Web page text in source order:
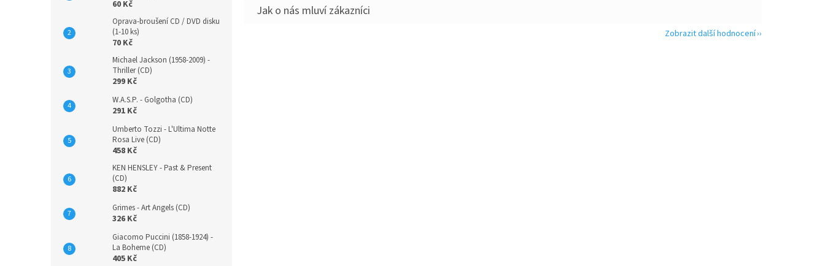
60 Kč
Oprava-broušení CD / DVD disku
(1-10 ks)
70 Kč
Michael Jackson (1958-2009) -
Thriller (CD)
299 Kč
W.A.S.P. - Golgotha (CD)
291 Kč
Umberto Tozzi - L'Ultima Notte
Rosa Live (CD)
458 Kč
KEN HENSLEY - Past & Present
(CD)
882 Kč
Grimes - Art Angels (CD)
326 Kč
Giacomo Puccini (1858-1924) -
La Boheme (CD)
405 Kč
Zobrazit další hodnocení